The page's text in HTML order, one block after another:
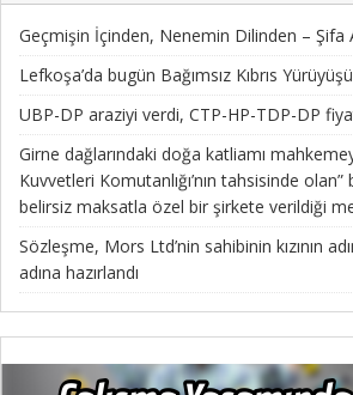
Geçmişin İçinden, Nenemin Dilinden – Şifa
Lefkoşa’da bugün Bağımsız Kıbrıs
UBP-DP araziyi verdi, CTP-HP-TDP-DP
Girne dağlarındaki doğa katliamı
Kuvvetleri Komutanlığı’nın tahsisinde
belirsiz maksatla özel bir şirkete verildiği
Sözleşme, Mors Ltd’nin sahibinin kızının
adına hazırlandı